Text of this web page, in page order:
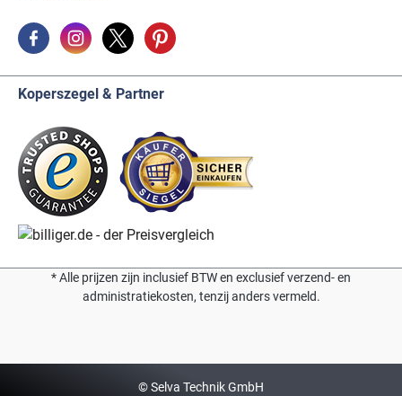
Koperszegel & Partner
* Alle prijzen zijn inclusief BTW en exclusief verzend- en
administratiekosten, tenzij anders vermeld.
© Selva Technik GmbH